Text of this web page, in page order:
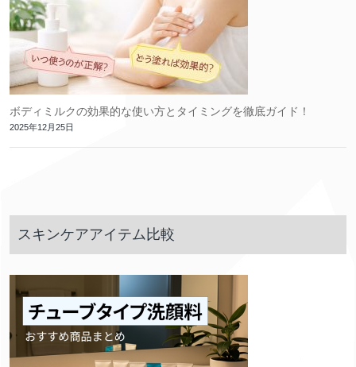
ボディミルクの効果的な使い方とタイミングを徹底ガイド！
2025年12月25日
スキンケアアイテム比較